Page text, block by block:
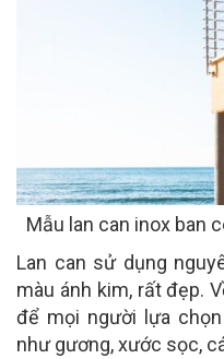
Mẫu lan can inox ban
Lan can sử dụng
màu ánh kim, rất đẹp.
để mọi người lựa
như gương, xước sọc,